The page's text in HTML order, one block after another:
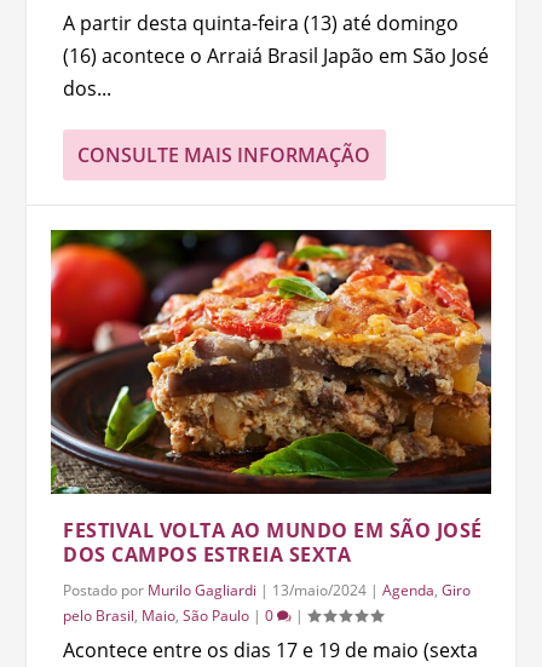
A partir desta quinta-feira (13) até domingo
(16) acontece o Arraiá Brasil Japão em São José
dos...
CONSULTE MAIS INFORMAÇÃO
FESTIVAL VOLTA AO MUNDO EM SÃO JOSÉ
DOS CAMPOS ESTREIA SEXTA
Postado por Murilo Gagliardi | 13/maio/2024 |Agenda,Giro
pelo Brasil, Maio,São Paulo |0 |
Acontece entre os dias 17 e 19 de maio (sexta